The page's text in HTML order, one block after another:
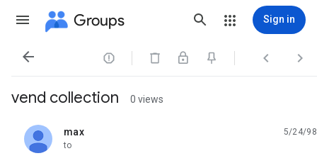
Groups Sign in
   
vend collection 0 views
max
unread,
5/24/98
to